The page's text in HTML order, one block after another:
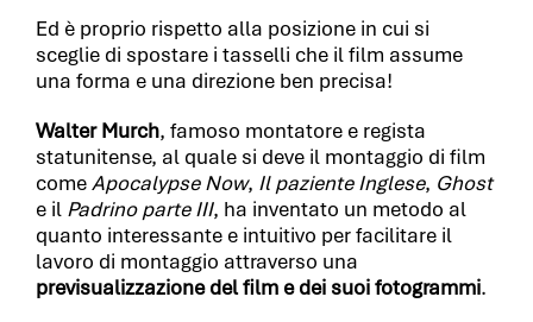
Ed è proprio rispetto alla posizione in cui si
sceglie di spostare i tasselli che il film assume
una forma e una direzione ben precisa!
Walter Murch, famoso montatore e regista
statunitense, al quale si deve il montaggio di film
comeApocalypse Now, Il paziente Inglese, Ghost
e il Padrino parte III, ha inventato un metodo al
quanto interessante e intuitivo per facilitare il
lavoro di montaggio attraverso una
previsualizzazione del film e dei suoi fotogrammi.